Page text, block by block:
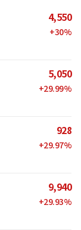
4,550
+30%
5,050
+29.99%
928
+29.97%
9,940
+29.93%